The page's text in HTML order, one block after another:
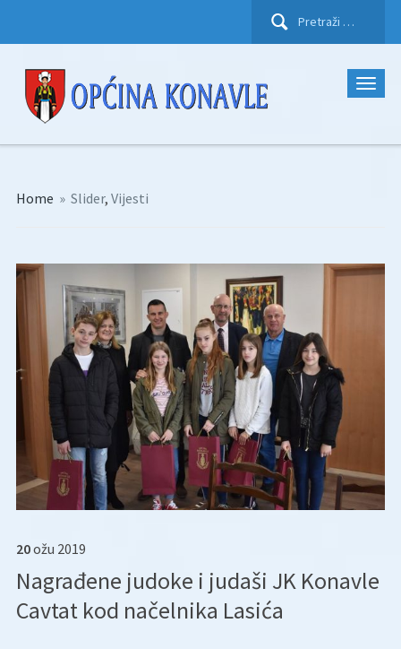
Pretraži:
Home » Slider, Vijesti
20ožu 2019
Nagrađene judoke i judaši JK Konavle
Cavtat kod načelnika Lasića